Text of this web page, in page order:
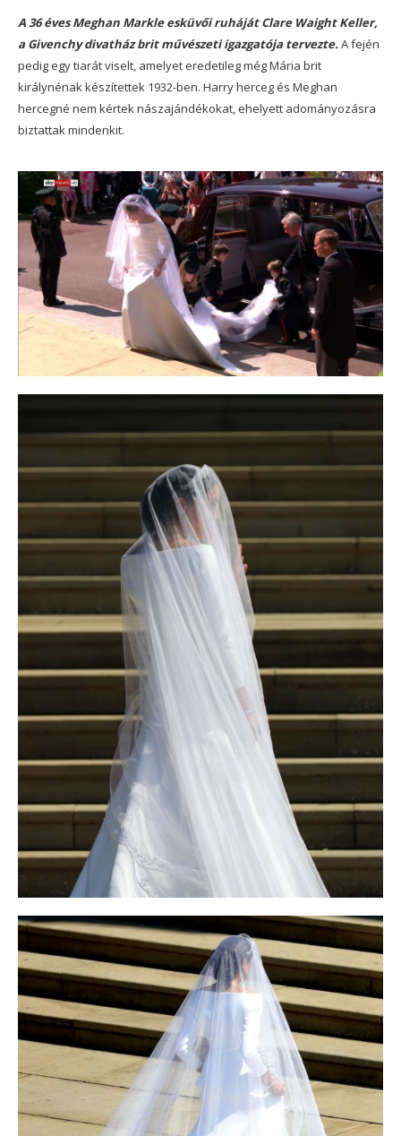
A 36 éves Meghan Markle esküvői ruháját Clare Waight Keller,
a Givenchy divatház brit művészeti igazgatója tervezte.A fején
pedig egy tiarát viselt, amelyet eredetileg még Mária brit
királynénak készítettek 1932-ben. Harry herceg és Meghan
hercegné nem kértek nászajándékokat, ehelyett adományozásra
biztattak mindenkit.